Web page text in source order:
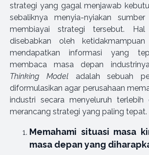
strategi yang gagal menjawab
sebaliknya menyia-nyiakan
membiayai strategi tersebut.
disebabkan oleh
mendapatkan informasi yang
membaca masa depan
Thinking Model adalah sebuah
diformulasikan agar perusahaan
industri secara menyeluruh terlebih
merancang strategi yang paling tepat.
Memahami situasi masa
masa depan yang